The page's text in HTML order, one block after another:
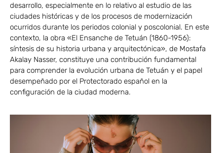
desarrollo, especialmente en lo relativo al estudio de las
ciudades históricas y de los procesos de modernización
ocurridos durante los periodos colonial y poscolonial. En este
contexto, la obra «El Ensanche de Tetuán (1860-1956):
síntesis de su historia urbana y arquitectónica», de Mostafa
Akalay Nasser, constituye una contribución fundamental
para comprender la evolución urbana de Tetuán y el papel
desempeñado por el Protectorado español en la
configuración de la ciudad moderna.